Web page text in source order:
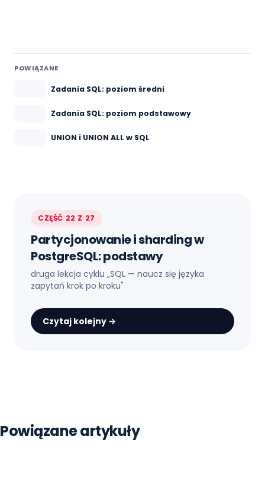
POWIĄZANE
Zadania SQL: poziom średni
Zadania SQL: poziom podstawowy
UNION i UNION ALL w SQL
CZĘŚĆ 22 Z 27
Partycjonowanie i sharding w
PostgreSQL: podstawy
druga lekcja cyklu „SQL — naucz się języka
zapytań krok po kroku"
Czytaj kolejny →
Postgresql Indeksy Btree Hash Gin Gist Brin
Powiązane artykuły